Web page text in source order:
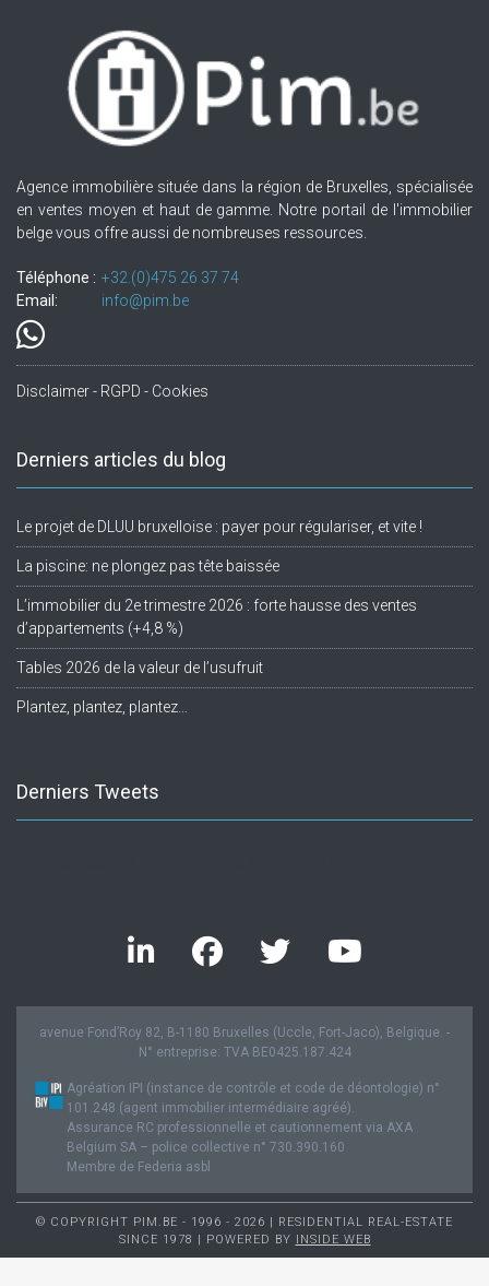
Agence immobilière située dans la région de Bruxelles, spécialisée
en ventes moyen et haut de gamme. Notre portail de l'immobilier
belge vous offre aussi de nombreuses ressources.
Téléphone : +32.(0)475 26 37 74
Email:
info@pim.be
Disclaimer - RGPD - Cookies
Derniers articles du blog
Le projet de DLUU bruxelloise : payer pour régulariser, et vite !
La piscine: ne plongez pas tête baissée
L’immobilier du 2e trimestre 2026 : forte hausse des ventes
d’appartements (+4,8 %)
Tables 2026 de la valeur de l’usufruit
Plantez, plantez, plantez…
Derniers Tweets
avenue Fond’Roy 82, B-1180 Bruxelles (Uccle, Fort-Jaco), Belgique. -
N° entreprise: TVA BE0425.187.424
Agréation IPI (instance de contrôle et code de déontologie) n°
101.248 (agent immobilier intermédiaire agréé).
Assurance RC professionnelle et cautionnement via AXA
Belgium SA – police collective n° 730.390.160
Membre de Federia asbl
© COPYRIGHT PIM.BE - 1996 - 2026 | RESIDENTIAL REAL-ESTATE
SINCE 1978 | POWERED BY INSIDE WEB